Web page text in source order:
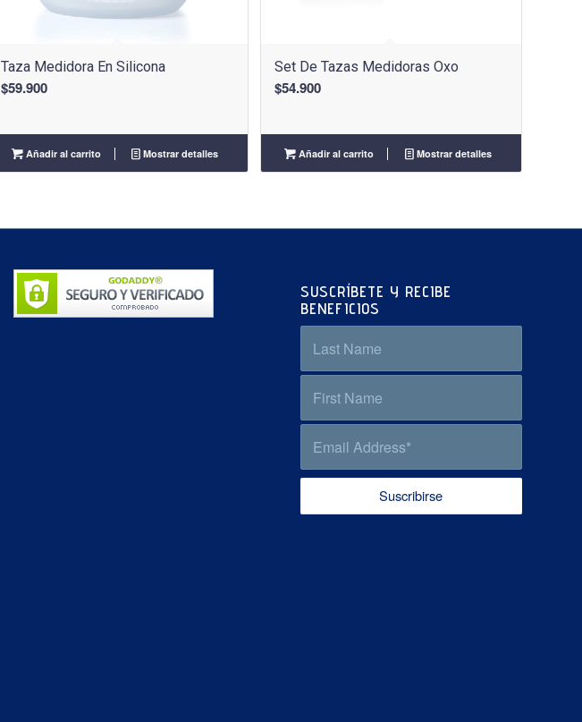
Taza Medidora En Silicona
$59.900
Añadir al carrito Mostrar detalles
Set De Tazas Medidoras Oxo
$54.900
Añadir al carrito Mostrar detalles
SUSCRÍBETE Y RECIBE
BENEFICIOS